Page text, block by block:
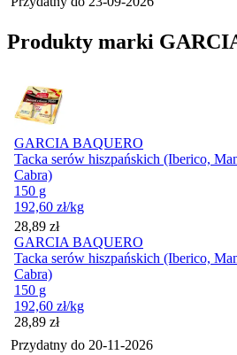
Produkty marki
GARCIA BAQUERO
Tacka serów hiszpańskich (Iberico,
Cabra)
150 g
192,60 zł/kg
Cena
28,89 zł
GARCIA BAQUERO
Tacka serów hiszpańskich (Iberico,
Cabra)
150 g
192,60 zł/kg
Cena
28,89 zł
Przydatny do 20-11-2026